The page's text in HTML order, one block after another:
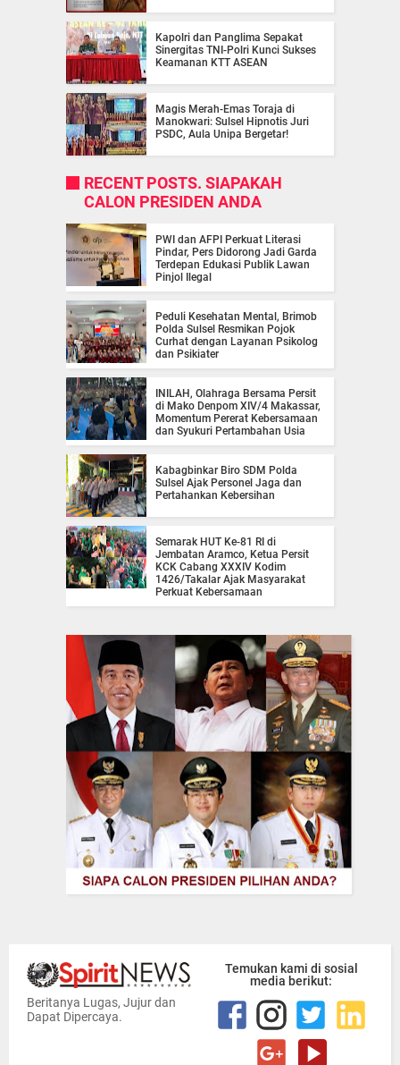
Kapolri dan Panglima Sepakat
Sinergitas TNI-Polri Kunci Sukses
Keamanan KTT ASEAN
Magis Merah-Emas Toraja di
Manokwari: Sulsel Hipnotis Juri
PSDC, Aula Unipa Bergetar!
RECENT POSTS. SIAPAKAH
CALON PRESIDEN ANDA
PWI dan AFPI Perkuat Literasi
Pindar, Pers Didorong Jadi Garda
Terdepan Edukasi Publik Lawan
Pinjol Ilegal
Peduli Kesehatan Mental, Brimob
Polda Sulsel Resmikan Pojok
Curhat dengan Layanan Psikolog
dan Psikiater
INILAH, Olahraga Bersama Persit
di Mako Denpom XIV/4 Makassar,
Momentum Pererat Kebersamaan
dan Syukuri Pertambahan Usia
Kabagbinkar Biro SDM Polda
Sulsel Ajak Personel Jaga dan
Pertahankan Kebersihan
Semarak HUT Ke-81 RI di
Jembatan Aramco, Ketua Persit
KCK Cabang XXXIV Kodim
1426/Takalar Ajak Masyarakat
Perkuat Kebersamaan
Beritanya Lugas, Jujur dan
Dapat Dipercaya.
Temukan kami di sosial
media berikut: